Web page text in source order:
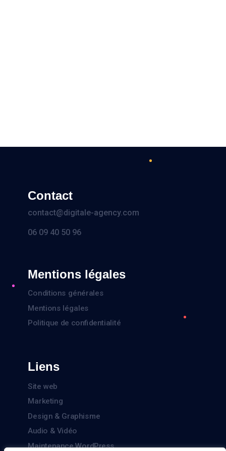
Contact
contact@digitale-agency.com
06 09 40 50 96
Mentions légales
Conditions générales
Mentions légales
Politique de confidentialité
Liens
Site web
Marketing
Design & Graphisme
Audio & Vidéo
Maintenance WordPress